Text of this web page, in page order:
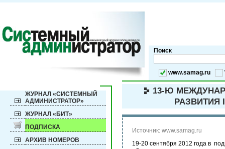
Поиск
www.samag.ru
ЖУРНАЛ «СИСТЕМНЫЙ
АДМИНИСТРАТОР»
ЖУРНАЛ «БИТ»
ПОДПИСКА
АРХИВ НОМЕРОВ
13-Ю
РАЗВИТИЯ
Источник: www.samag.ru
19-20 сентября 2012 года в